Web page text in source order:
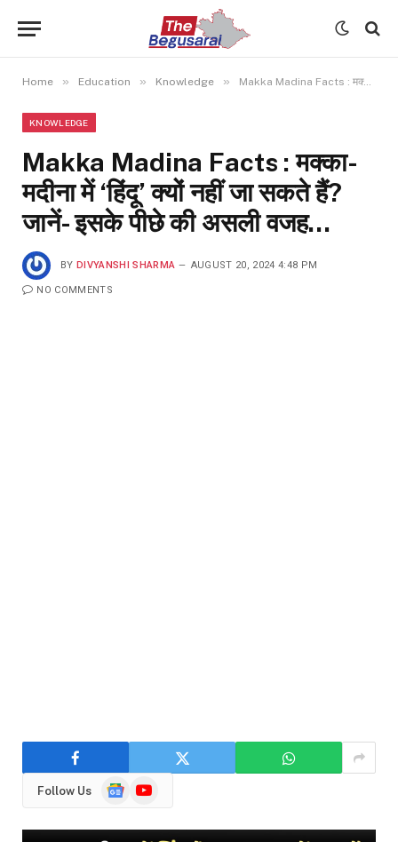
Home » Education » Knowledge » Makka Madina Facts : मक्का-मदीना में ‘हिंदू’ क्यों नहीं जा सकते हैं? जानें- इसके पीछे की असली वजह…
KNOWLEDGE
Makka Madina Facts : मक्का-
मदीना में ‘हिंदू’ क्यों नहीं जा सकते हैं?
जानें- इसके पीछे की असली वजह…
BY DIVYANSHI SHARMA AUGUST 20, 2024 4:48 PM
NO COMMENTS
Follow Us
GoogleYouTube